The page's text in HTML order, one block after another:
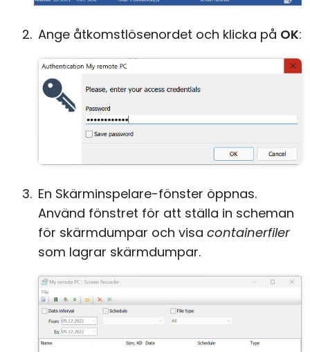
Ange åtkomstlösenordet och klicka på OK:
En Skärminspelare-fönster öppnas.
Använd fönstret för att ställa in scheman
för skärmdumpar och visa containerfiler
som lagrar skärmdumpar.